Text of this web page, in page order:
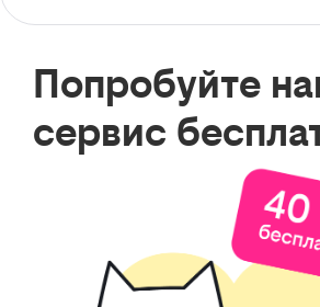
Попробуйте
сервис